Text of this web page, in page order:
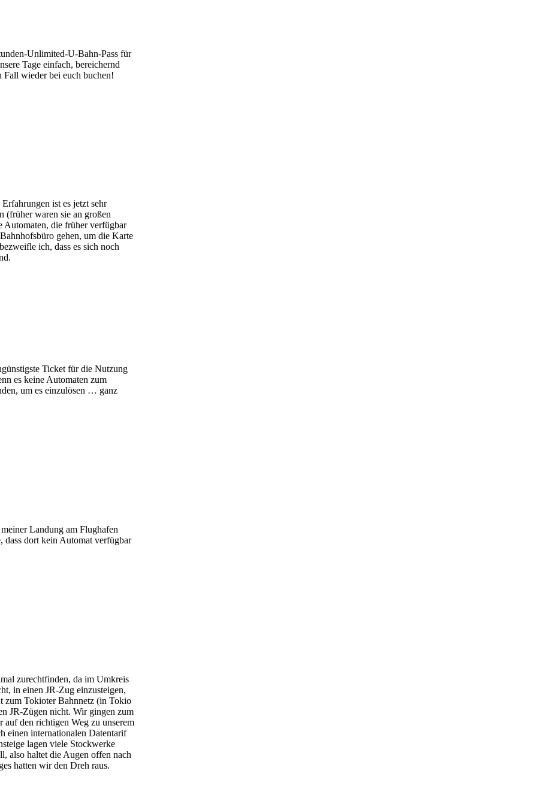
Unlimited-U-Bahn-Pass für
Tage einfach, bereichernd
wieder bei euch buchen!
ist es jetzt sehr
(früher waren sie an großen
Automaten, die früher verfügbar
gehen, um die Karte
ich, dass es sich noch
Ticket für die Nutzung
es keine Automaten zum
um es einzulösen … ganz
Landung am Flughafen
dass dort kein Automat verfügbar
zurechtfinden, da im Umkreis
in einen JR-Zug einzusteigen,
zum Tokioter Bahnnetz (in Tokio
JR-Zügen nicht. Wir gingen zum
den richtigen Weg zu unserem
einen internationalen Datentarif
lagen viele Stockwerke
also haltet die Augen offen nach
hatten wir den Dreh raus.